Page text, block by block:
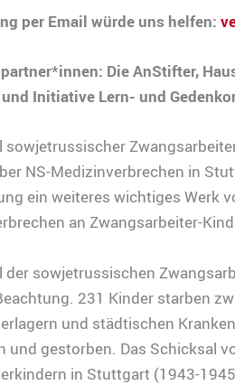
per Email würde uns helfen:
Die AnStifter,
Initiative Lern- und
sowjetrussischer
NS-Medizinverbrechen in
ein weiteres wichtiges Werk
an Zwangsarbeiter-
der sowjetrussischen
231 Kinder starben
und städtischen
und gestorben. Das Schicksal
in Stuttgart (1943-